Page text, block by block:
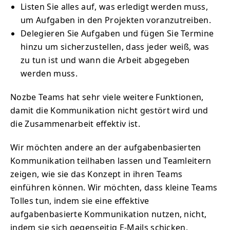
Listen Sie alles auf, was erledigt werden muss,
um Aufgaben in den Projekten voranzutreiben.
Delegieren Sie Aufgaben und fügen Sie Termine
hinzu um sicherzustellen, dass jeder weiß, was
zu tun ist und wann die Arbeit abgegeben
werden muss.
Nozbe Teams hat sehr viele weitere Funktionen,
damit die Kommunikation nicht gestört wird und
die Zusammenarbeit effektiv ist.
Wir möchten andere an der aufgabenbasierten
Kommunikation teilhaben lassen und Teamleitern
zeigen, wie sie das Konzept in ihren Teams
einführen können. Wir möchten, dass kleine Teams
Tolles tun, indem sie eine effektive
aufgabenbasierte Kommunikation nutzen, nicht,
indem sie sich gegenseitig E-Mails schicken,